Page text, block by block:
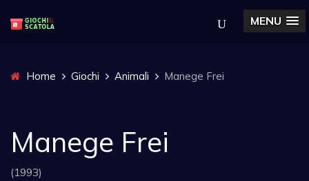
MENU
Home Giochi Animali Manege Frei
Manege Frei
(1993)